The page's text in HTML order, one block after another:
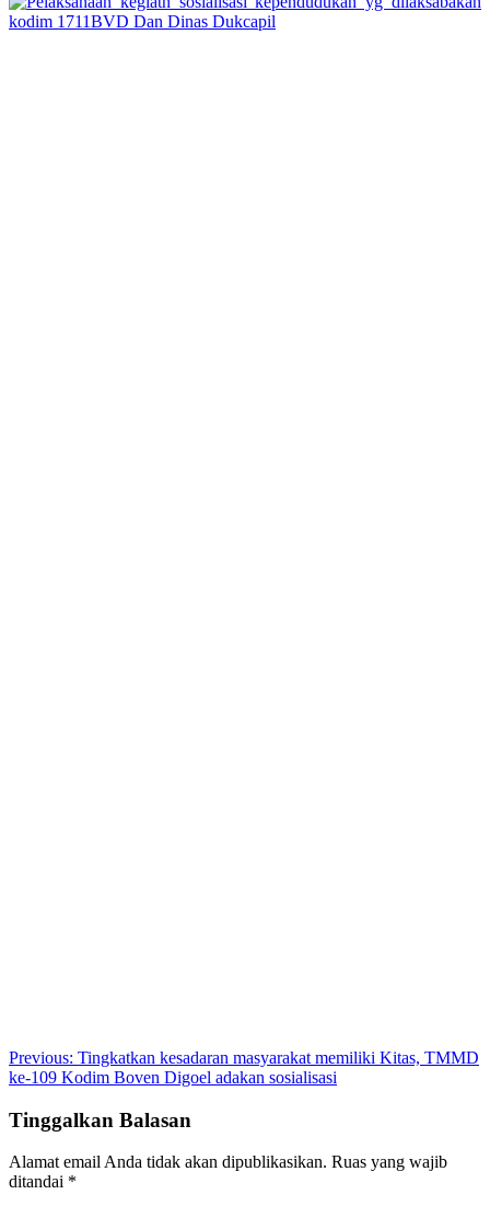
Post
navigation
Previous: Tingkatkan kesadaran masyarakat memiliki Kitas, TMMD
ke-109 Kodim Boven Digoel adakan sosialisasi
Tinggalkan Balasan
Alamat email Anda tidak akan dipublikasikan. Ruas yang wajib
ditandai *